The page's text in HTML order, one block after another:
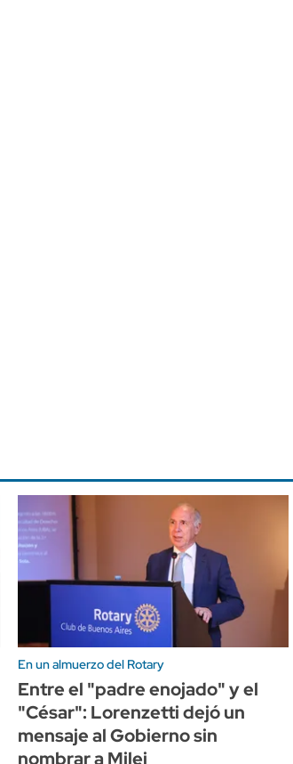
En un almuerzo del Rotary
Entre el "padre enojado" y el
"César": Lorenzetti dejó un
mensaje al Gobierno sin
nombrar a Milei